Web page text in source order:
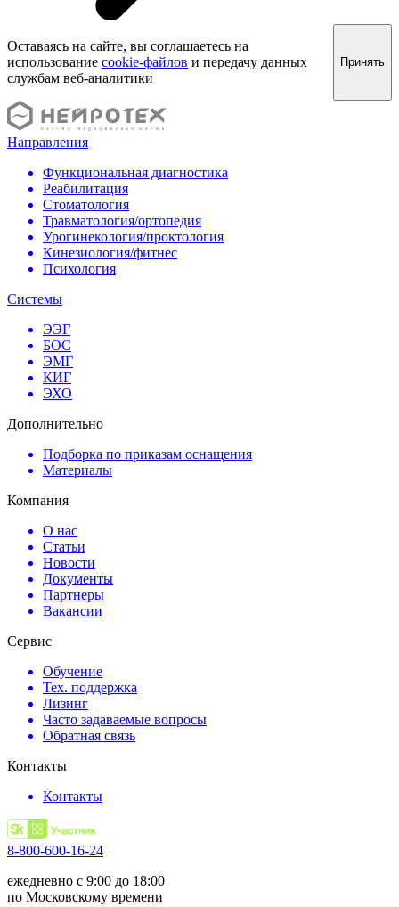
Оставаясь на сайте, вы соглашаетесь на
использование cookie-файлов и передачу данных
службам веб-аналитики
Принять
Направления
Функциональная диагностика
Реабилитация
Стоматология
Травматология/ортопедия
Урогинекология/проктология
Кинезиология/фитнес
Психология
Системы
ЭЭГ
БОС
ЭМГ
КИГ
ЭХО
Дополнительно
Подборка по приказам оснащения
Материалы
Компания
О нас
Статьи
Новости
Документы
Партнеры
Вакансии
Сервис
Обучение
Тех. поддержка
Лизинг
Часто задаваемые вопросы
Обратная связь
Контакты
Контакты
8-800-600-16-24
ежедневно с 9:00 до 18:00
по Московскому времени